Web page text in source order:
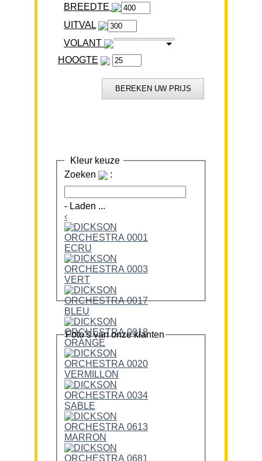
BREEDTE
VOLANT
HOOGTE
Kleur keuze
Zoeken
:
- Laden ...
‹
Foto’s van onze klanten